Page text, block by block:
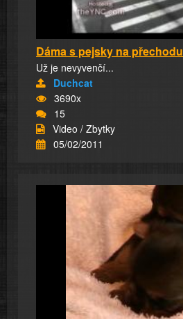
Dáma s pejsky na přechodu
Už je nevyvenčí...
Duchcat
3690x
15
Video / Zbytky
05/02/2011